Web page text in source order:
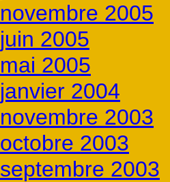
novembre 2005
juin 2005
mai 2005
janvier 2004
novembre 2003
octobre 2003
septembre 2003